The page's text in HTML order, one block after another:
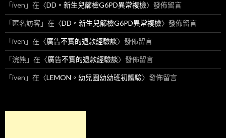
「iven 」在〈DD。新生兒篩檢G6PD異常複檢〉發佈留言
「匿名訪客」在〈DD。新生兒篩檢G6PD異常複檢〉發佈留言
「iven 」在〈廣告不實的退款經驗談〉發佈留言
「浣熊 」在〈廣告不實的退款經驗談〉發佈留言
「iven 」在〈LEMON。幼兒園幼幼班初體驗〉發佈留言